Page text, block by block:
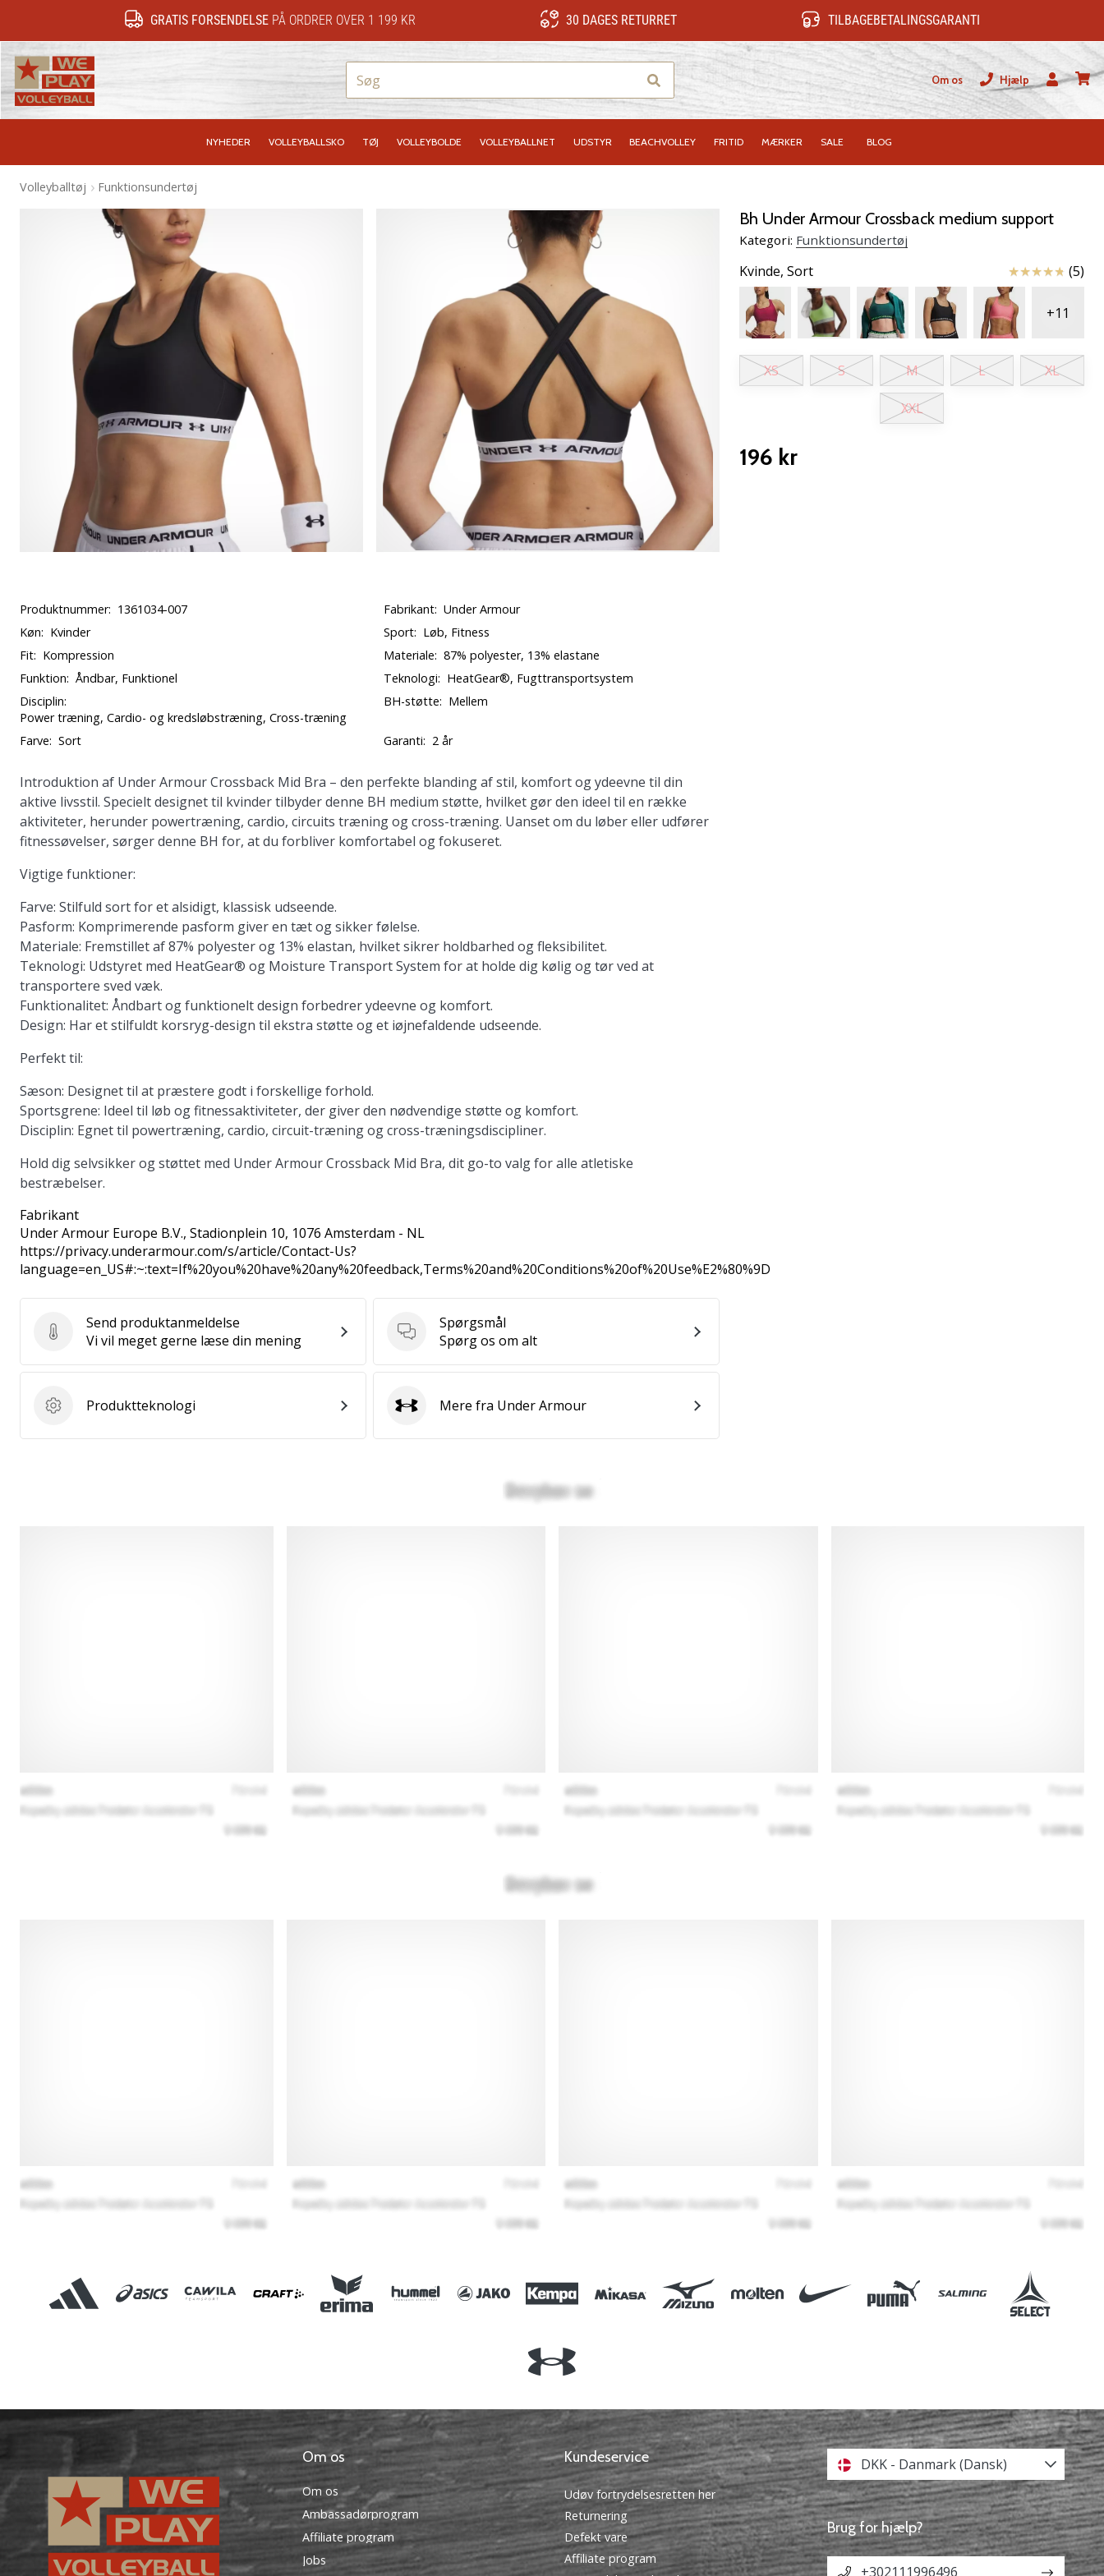
GRATIS FORSENDELSE PÅ ORDRER OVER 1 199 KR 30 DAGES RETURRET TILBAGEBETALINGSGARANTI
Om os
Hjælp
Bruger
NYHEDER VOLLEYBALLSKO TØJ VOLLEYBOLDE VOLLEYBALLNET UDSTYR BEACHVOLLEY FRITID MÆRKER SALE BLOG
Volleyballtøj Funktionsundertøj
Bh Under Armour Crossback medium support
Kategori: Funktionsundertøj
Kvinde, Sort Anmeldelser
(5)
+11
XS S M L XL
XXL
196 kr
Produktnummer: 1361034-007 Fabrikant: Under Armour
Køn: Kvinder Sport: Løb, Fitness
Fit: Kompression Materiale: 87% polyester, 13% elastane
Funktion: Åndbar, Funktionel Teknologi: HeatGear®, Fugttransportsystem
Disciplin:
Power træning, Cardio- og kredsløbstræning, Cross-træning
BH-støtte: Mellem
Farve: Sort Garanti: 2 år
Introduktion af Under Armour Crossback Mid Bra – den perfekte blanding af stil, komfort og ydeevne til din
aktive livsstil. Specielt designet til kvinder tilbyder denne BH medium støtte, hvilket gør den ideel til en række
aktiviteter, herunder powertræning, cardio, circuits træning og cross-træning. Uanset om du løber eller udfører
fitnessøvelser, sørger denne BH for, at du forbliver komfortabel og fokuseret.
Vigtige funktioner:
Farve: Stilfuld sort for et alsidigt, klassisk udseende.
Pasform: Komprimerende pasform giver en tæt og sikker følelse.
Materiale: Fremstillet af 87% polyester og 13% elastan, hvilket sikrer holdbarhed og fleksibilitet.
Teknologi: Udstyret med HeatGear® og Moisture Transport System for at holde dig kølig og tør ved at
transportere sved væk.
Funktionalitet: Åndbart og funktionelt design forbedrer ydeevne og komfort.
Design: Har et stilfuldt korsryg-design til ekstra støtte og et iøjnefaldende udseende.
Perfekt til:
Sæson: Designet til at præstere godt i forskellige forhold.
Sportsgrene: Ideel til løb og fitnessaktiviteter, der giver den nødvendige støtte og komfort.
Disciplin: Egnet til powertræning, cardio, circuit-træning og cross-træningsdiscipliner.
Hold dig selvsikker og støttet med Under Armour Crossback Mid Bra, dit go-to valg for alle atletiske
bestræbelser.
Fabrikant
Under Armour Europe B.V., Stadionplein 10, 1076 Amsterdam - NL
https://privacy.underarmour.com/s/article/Contact-Us?
language=en_US#:~:text=If%20you%20have%20any%20feedback,Terms%20and%20Conditions%20of%20Use%E2%80%9D
Send produktanmeldelse
Send produktanmeldelse
Vi vil meget gerne læse din mening
Spørgsmål
Spørgsmål
Spørg os om alt
Produktteknologi
Produktteknologi Under Armour
Mere fra Under Armour
Om os
Om os
Ambassadørprogram
Affiliate program
Jobs
Kundeservice
Udøv fortrydelsesretten her
Returnering
Defekt vare
Affiliate program
DKK - Danmark (Dansk)
Brug for hjælp?
+302111996496